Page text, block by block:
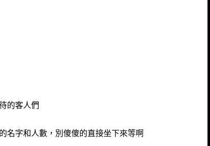
的客人們
名字和人數，別傻傻的直接坐下來等啊